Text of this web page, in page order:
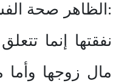
:الظاهر صحة
نفقتها إنما
مال زوجها وأما